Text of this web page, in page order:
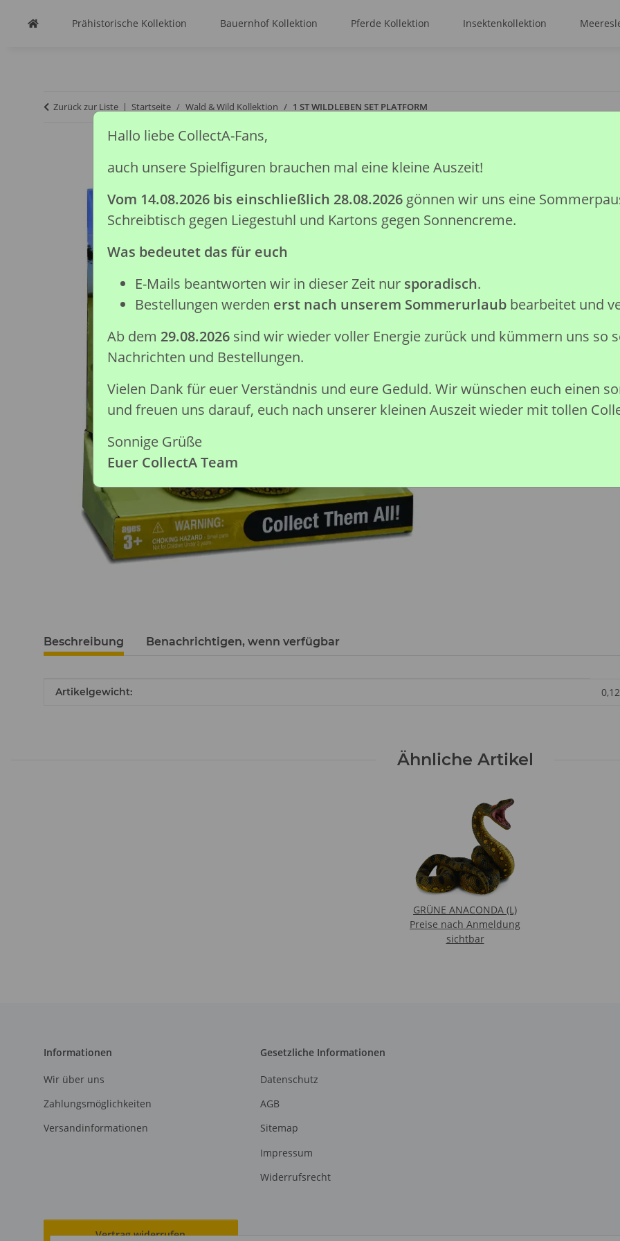
Prähistorische Kollektion Bauernhof Kollektion Pferde Kollektion Insektenkollektion
Zurück zur Liste Startseite Wald & Wild Kollektion 1 ST WILDLEBEN SET PLATFORM
1 ST
GTIN: 4892900897936
Achtung: Nicht geeignet für
verschluckbare Kleinteile.
Preise nach Anmeldung
Beschreibung Benachrichtigen, wenn verfügbar
Produkteigenschaft
Wert
Artikelgewicht: 0,12
Ähnliche Artikel
GRÜNE ANACONDA (L)
Preise nach Anmeldung
sichtbar
Informationen
Wir über uns
Zahlungsmöglichkeiten
Versandinformationen
Gesetzliche Informationen
Datenschutz
AGB
Sitemap
Impressum
Widerrufsrecht
Vertrag widerrufen
Hallo liebe CollectA-Fans,
auch unsere Spielfiguren brauchen mal eine kleine Auszeit!
Vom 14.08.2026 bis einschließlich 28.08.2026 gönnen wir uns eine
Schreibtisch gegen Liegestuhl und Kartons gegen Sonnencreme.
Was bedeutet das für euch
E-Mails beantworten wir in dieser Zeit nur sporadisch.
Bestellungen werden erst nach unserem Sommerurlaub bearbeitet und
Ab dem 29.08.2026 sind wir wieder voller Energie zurück und kümmern uns so
Nachrichten und Bestellungen.
Vielen Dank für euer Verständnis und eure Geduld. Wir wünschen euch einen
und freuen uns darauf, euch nach unserer kleinen Auszeit wieder mit tollen
Sonnige Grüße
Euer CollectA Team